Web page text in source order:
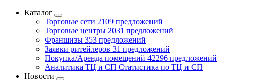
Каталог
Торговые сети 2109 предложений
Торговые центры 2031 предложений
Франшизы 353 предложений
Заявки ритейлеров 31 предложений
Покупка/Аренда помещений 42296 предложений
Аналитика ТЦ и СП Статистика по ТЦ и СП
Новости